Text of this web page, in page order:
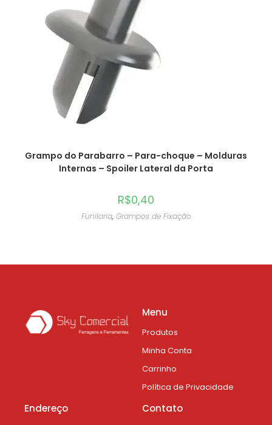
Grampo do Parabarro – Para-choque – Molduras
Internas – Spoiler Lateral da Porta
R$0,40
Funilaria, Grampos de Fixação
Menu
Produtos
Minha Conta
Carrinho
Política de Privacidade
Endereço Contato